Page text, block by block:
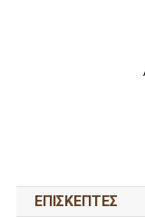
ΕΠΙΣΚΕΠΤΕΣ